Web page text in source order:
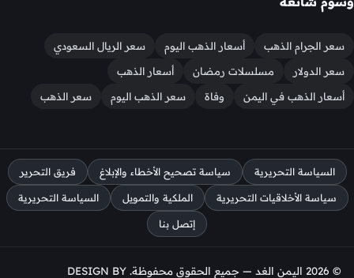
سعر الجرام الذهب أسعار الذهب اليوم
سعر الريال السعودي
سعر الدولار
مسلسلات رمضان
أسعار الذهب
أسعار الذهب في اليمن
وفاة سعر الذهب اليوم سعر الذهب
السياسة التحريرية سياسة تصحيح الأخطاء والإبلاغ فريق التحرير
سياسة الأخلاقيات التحريرية الملكية والتمويل السياسة التحريرية
إتصل بنا
© 2026 اليمن الغد — جميع الحقوق محفوظة. DESIGN BY